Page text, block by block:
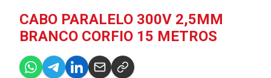
CABO PARALELO 300V 2,5MM
BRANCO CORFIO 15 METROS